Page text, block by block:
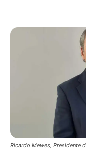
Ricardo Mewes, Presidente